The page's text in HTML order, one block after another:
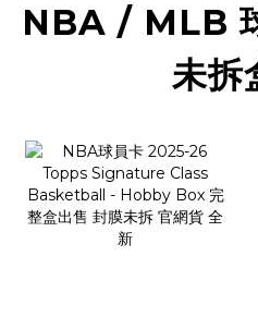
NBA / MLB
未拆